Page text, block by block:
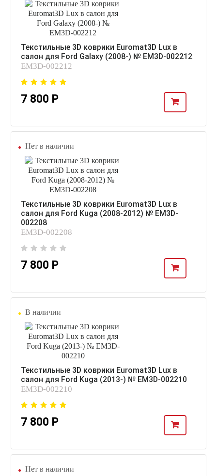
Текстильные 3D коврики Euromat3D Lux в
салон для Ford Galaxy (2008-) № EM3D-002212
EM3D-002212
7 800 Р
Нет в наличии
Текстильные 3D коврики Euromat3D Lux в
салон для Ford Kuga (2008-2012) № EM3D-
002208
EM3D-002208
7 800 Р
В наличии
Текстильные 3D коврики Euromat3D Lux в
салон для Ford Kuga (2013-) № EM3D-002210
EM3D-002210
7 800 Р
Нет в наличии